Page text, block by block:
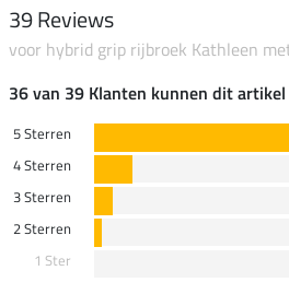
39 Reviews
voor hybrid grip rijbroek Kathleen
36 van 39 Klanten kunnen dit artikel
5 Sterren
4 Sterren
3 Sterren
2 Sterren
1 Ster